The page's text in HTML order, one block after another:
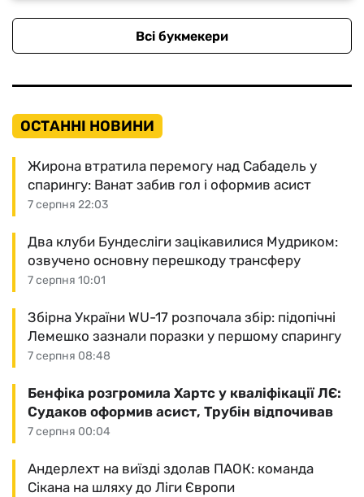
Всі букмекери
ОСТАННІ НОВИНИ
7 серпня 22:03
Жирона втратила перемогу над Сабадель у
спарингу: Ванат забив гол і оформив асист
7 серпня 10:01
Два клуби Бундесліги зацікавилися Мудриком:
озвучено основну перешкоду трансферу
7 серпня 08:48
Збірна України WU-17 розпочала збір: підопічні
Лемешко зазнали поразки у першому спарингу
7 серпня 00:04
Бенфіка розгромила Хартс у кваліфікації ЛЄ:
Судаков оформив асист, Трубін відпочивав
Андерлехт на виїзді здолав ПАОК: команда
Сікана на шляху до Ліги Європи